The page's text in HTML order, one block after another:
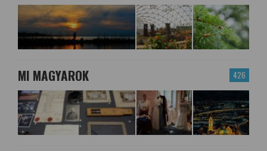
426
MI MAGYAROK